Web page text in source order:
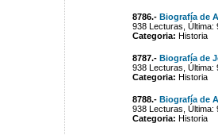
8786.- Biografía de
938 Lecturas, Última:
Categoria: Historia
8787.- Biografía de
938 Lecturas, Última:
Categoria: Historia
8788.- Biografía de
938 Lecturas, Última:
Categoria: Historia